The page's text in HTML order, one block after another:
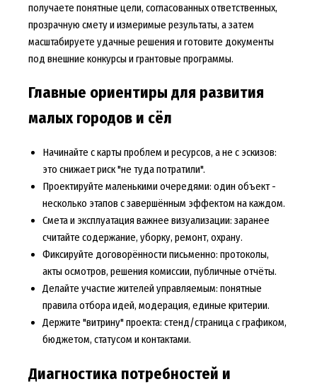
получаете понятные цели, согласованных ответственных,
прозрачную смету и измеримые результаты, а затем
масштабируете удачные решения и готовите документы
под внешние конкурсы и грантовые программы.
Главные ориентиры для развития
малых городов и сёл
Начинайте с карты проблем и ресурсов, а не с эскизов:
это снижает риск "не туда потратили".
Проектируйте маленькими очередями: один объект -
несколько этапов с завершённым эффектом на каждом.
Смета и эксплуатация важнее визуализации: заранее
считайте содержание, уборку, ремонт, охрану.
Фиксируйте договорённости письменно: протоколы,
акты осмотров, решения комиссии, публичные отчёты.
Делайте участие жителей управляемым: понятные
правила отбора идей, модерация, единые критерии.
Держите "витрину" проекта: стенд/страница с графиком,
бюджетом, статусом и контактами.
Диагностика потребностей и